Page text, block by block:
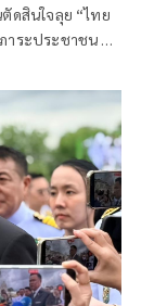
ดสินใจลุย “ไทย